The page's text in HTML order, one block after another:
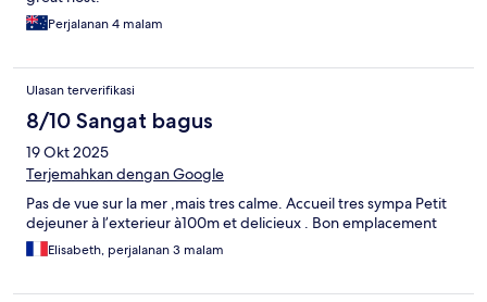
Perjalanan 4 malam
Ulasan terverifikasi
8/10 Sangat bagus
19 Okt 2025
Terjemahkan dengan Google
Pas de vue sur la mer ,mais tres calme. Accueil tres sympa Petit
dejeuner à l’exterieur à100m et delicieux . Bon emplacement
Elisabeth, perjalanan 3 malam